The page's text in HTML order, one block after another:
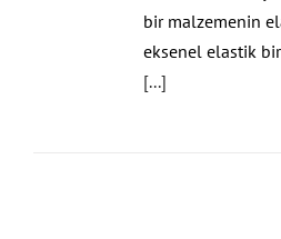
bir malzemenin
eksenel elastik
[...]